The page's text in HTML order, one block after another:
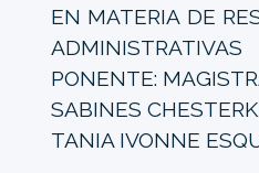
EN MATERIA DE
PONENTE:
SABINES
TANIA IVONNE